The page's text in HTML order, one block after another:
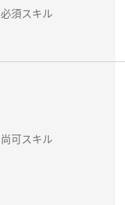
必須スキル
尚可スキル